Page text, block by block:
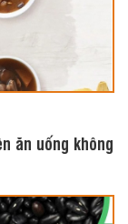
ăn uống không